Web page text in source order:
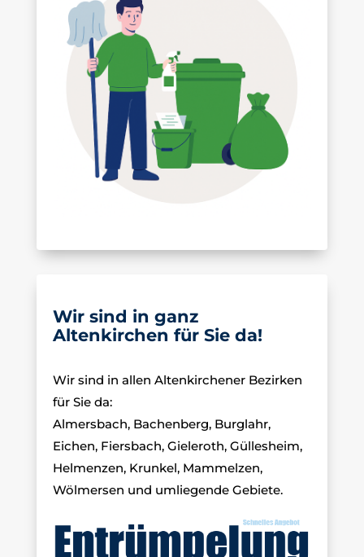
Wir sind in ganz
Altenkirchen für Sie da!
Wir sind in allen Altenkirchener Bezirken
für Sie da:
Almersbach, Bachenberg, Burglahr,
Eichen, Fiersbach, Gieleroth, Güllesheim,
Helmenzen, Krunkel, Mammelzen,
Wölmersen und umliegende Gebiete.